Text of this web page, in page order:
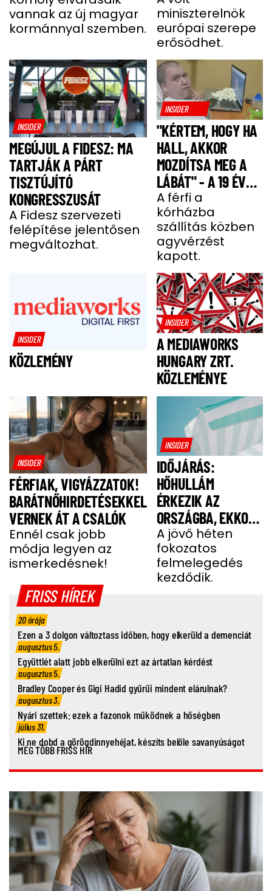
vannak az új magyar
kormánnyal szemben.
SZÖVETSÉGÉT
ÉPÍTI TOVÁBB
miniszterelnök
európai szerepe
erősödhet.
INSIDER
MEGÚJUL A FIDESZ: MA
TARTJÁK A PÁRT
TISZTÚJÍTÓ
KONGRESSZUSÁT
A Fidesz szervezeti
felépítése jelentősen
megváltozhat.
INSIDER
"KÉRTEM, HOGY HA
HALL, AKKOR
MOZDÍTSA MEG A
LÁBÁT" - A 19 ÉVES
BENCE HÓNAPOKIG
KÓMÁBAN FEKÜDT
A BALESETE UTÁN
A férfi a
kórházba
szállítás közben
agyvérzést
kapott.
INSIDER
KÖZLEMÉNY
INSIDER
A MEDIAWORKS
HUNGARY ZRT.
KÖZLEMÉNYE
INSIDER
FÉRFIAK, VIGYÁZZATOK!
BARÁTNŐHIRDETÉSEKKEL
VERNEK ÁT A CSALÓK
Ennél csak jobb
módja legyen az
ismerkedésnek!
INSIDER
IDŐJÁRÁS:
HŐHULLÁM
ÉRKEZIK AZ
ORSZÁGBA, EKKOR
ÉR IDE
A jövő héten
fokozatos
felmelegedés
kezdődik.
FRISS HÍREK
20 órája
Ezen a 3 dolgon változtass időben, hogy elkerüld a demenciát
augusztus 5.
Együttlét alatt jobb elkerülni ezt az ártatlan kérdést
augusztus 5.
Bradley Cooper és Gigi Hadid gyűrűi mindent elárulnak?
augusztus 3.
Nyári szettek: ezek a fazonok működnek a hőségben
július 31.
Ki ne dobd a görögdinnyehéjat, készíts belőle savanyúságot
MÉG TÖBB FRISS HÍR